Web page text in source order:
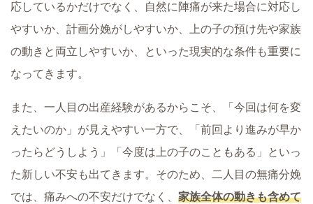
応しているかだけでなく、自然に陣痛が来た場合に対応し
やすいか、計画分娩がしやすいか、上の子の預け先や家族
の動きと両立しやすいか、といった現実的な条件も重要に
なってきます。
また、一人目の出産経験があるからこそ、「今回は何を変
えたいのか」が見えやすい一方で、「前回より進みが早か
ったらどうしよう」「今度は上の子のこともある」といっ
た新しい不安も出てきます。そのため、二人目の無痛分娩
では、痛みへの不安だけでなく、 家族全体の動きも含めて